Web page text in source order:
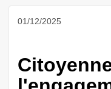
01/12/2025